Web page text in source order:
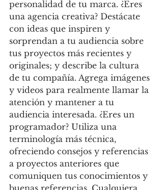
personalidad de tu marca. ¿Eres
una agencia creativa? Destácate
con ideas que inspiren y
sorprendan a tu audiencia sobre
tus proyectos más recientes y
originales; y describe la cultura
de tu compañía. Agrega imágenes
y videos para realmente llamar la
atención y mantener a tu
audiencia interesada. ¿Eres un
programador? Utiliza una
terminología más técnica,
ofreciendo consejos y referencias
a proyectos anteriores que
comuniquen tus conocimientos y
buenas referencias. Cualquiera